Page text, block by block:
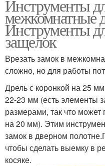
Инструменты
межкомнатные
Инструменты
защелок
Врезать замок в
сложно, но для работы
Дрель с коронкой на 25
22-23 мм (есть элементы
размерами, так что может
на 20 мм). Этим
замок в дверном
чтобы сделать выемку в
косяке.